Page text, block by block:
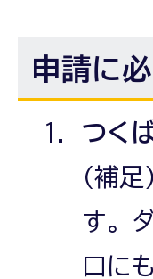
申請に
つく
(補足
す。
口に